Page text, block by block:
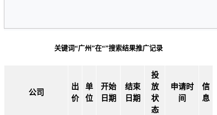
关键词“广州”在“”搜索结果推广记录
公司
出
价
单
位
开始
日期
结束
日期
投
放
状
态
申请时
间
信
息